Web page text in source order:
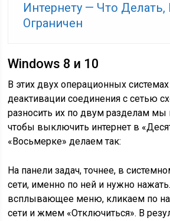
Интернету — Что Делать,
Ограничен
Windows 8 и 10
В этих двух операционных
деактивации соединения с сетью
разносить их по двум разделам мы
чтобы выключить интернет в
«Восьмерке» делаем так:
На панели задач, точнее, в
сети, именно по ней и нужно
всплывающее меню, кликаем по
сети и жмем «Отключиться». В